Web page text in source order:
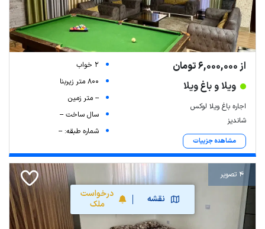
نقشه
درخواست
ملک
از 6,000,000 تومان
ویلا و باغ ویلا
اجاره باغ ویلا لوکس
شاندیز
مشاهده جزییات
2 خواب
800 متر زیربنا
-- متر زمین
سال ساخت --
شماره طبقه: --
4 تصویر